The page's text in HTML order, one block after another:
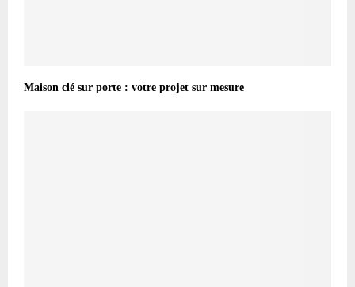
Maison clé sur porte : votre projet sur mesure